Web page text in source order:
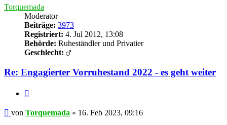
Torquemada
Moderator
Beiträge: 3973
Registriert: 4. Jul 2012, 13:08
Behörde: Ruheständler und Privatier
Geschlecht:
Re: Engagierter Vorruhestand 2022 - es geht weiter
Beitrag
von Torquemada » 16. Feb 2023, 09:16